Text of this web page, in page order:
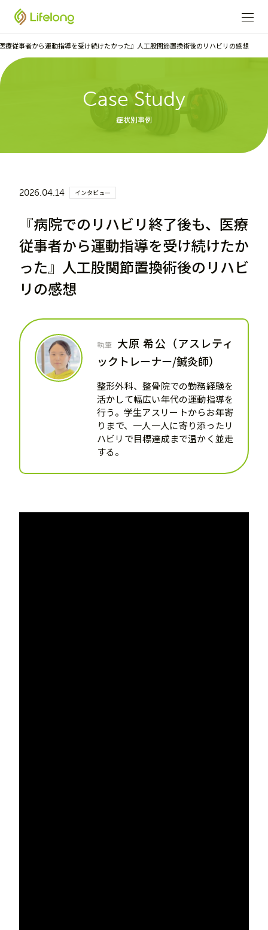
療従事者から運動指導を受け続けたかった』人工股関節置換術後のリハビリの感想
Case Study
症状別事例
2026.04.14 インタビュー
『病院でのリハビリ終了後も、医療
従事者から運動指導を受け続けたか
った』人工股関節置換術後のリハビ
リの感想
執筆
大原 希公（アスレティ
ックトレーナー/鍼灸師）
整形外科、整骨院での勤務経験を
活かして幅広い年代の運動指導を
行う。学生アスリートからお年寄
りまで、一人一人に寄り添ったリ
ハビリで目標達成まで温かく並走
する。